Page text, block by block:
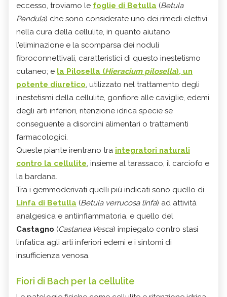
eccesso, troviamo le foglie di Betulla (Betula
Pendula) che sono considerate uno dei rimedi elettivi
nella cura della cellulite, in quanto aiutano
l’eliminazione e la scomparsa dei noduli
fibroconnettivali, caratteristici di questo inestetismo
cutaneo; e la Pilosella (Hieracium pilosella), un
potente diuretico, utilizzato nel trattamento degli
inestetismi della cellulite, gonfiore alle caviglie, edemi
degli arti inferiori, ritenzione idrica specie se
conseguente a disordini alimentari o trattamenti
farmacologici.
Queste piante irentrano tra integratori naturali
contro la cellulite, insieme al tarassaco, il carciofo e
la bardana.
Tra i gemmoderivati quelli più indicati sono quello di
Linfa di Betulla (Betula verrucosa linfa) ad attività
analgesica e antiinfiammatoria, e quello del
Castagno (Castanea Vesca) impiegato contro stasi
linfatica agli arti inferiori edemi e i sintomi di
insufficienza venosa.
Fiori di Bach per la cellulite